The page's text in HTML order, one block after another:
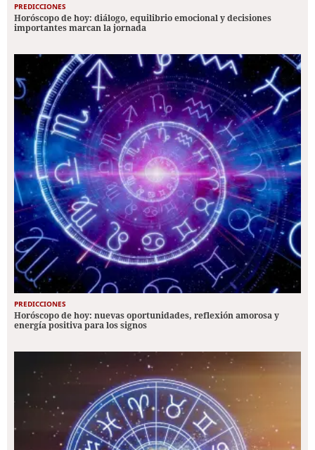
PREDICCIONES
Horóscopo de hoy: diálogo, equilibrio emocional y decisiones
importantes marcan la jornada
PREDICCIONES
Horóscopo de hoy: nuevas oportunidades, reflexión amorosa y
energía positiva para los signos